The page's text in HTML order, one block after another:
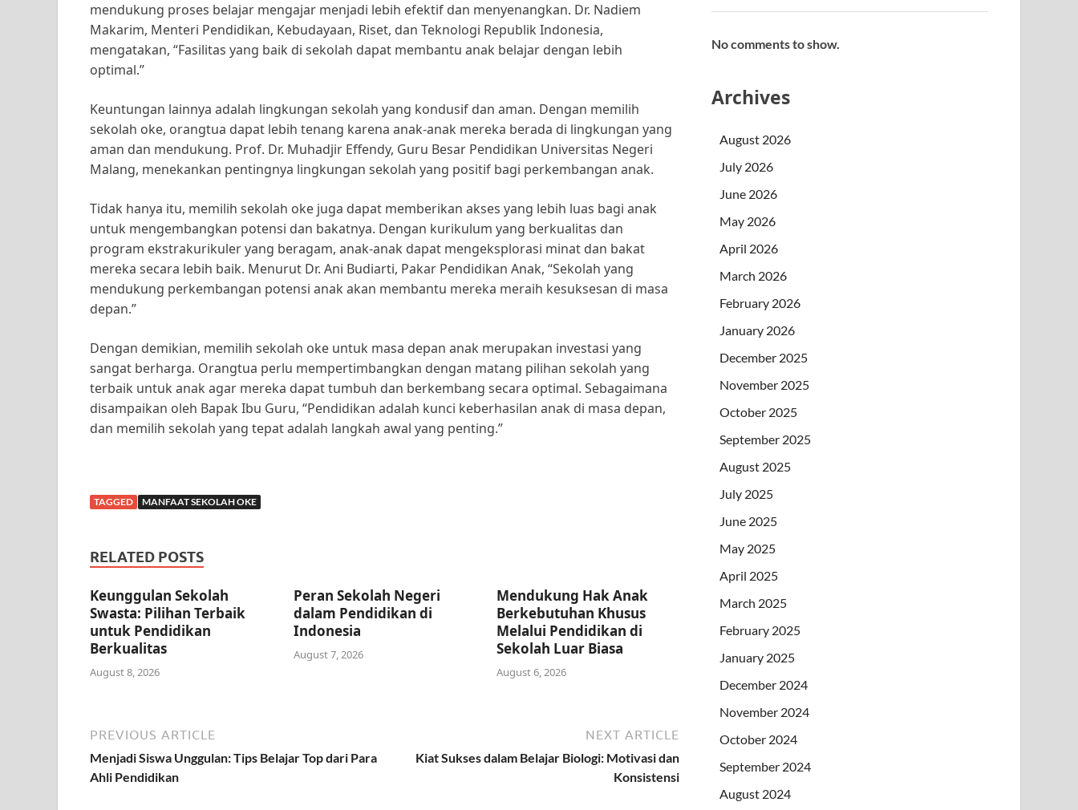
mendukung proses belajar mengajar menjadi lebih efektif dan menyenangkan. Dr. Nadiem
Makarim, Menteri Pendidikan, Kebudayaan, Riset, dan Teknologi Republik Indonesia,
mengatakan, “Fasilitas yang baik di sekolah dapat membantu anak belajar dengan lebih
optimal.”
Keuntungan lainnya adalah lingkungan sekolah yang kondusif dan aman. Dengan memilih
sekolah oke, orangtua dapat lebih tenang karena anak-anak mereka berada di lingkungan yang
aman dan mendukung. Prof. Dr. Muhadjir Effendy, Guru Besar Pendidikan Universitas Negeri
Malang, menekankan pentingnya lingkungan sekolah yang positif bagi perkembangan anak.
Tidak hanya itu, memilih sekolah oke juga dapat memberikan akses yang lebih luas bagi anak
untuk mengembangkan potensi dan bakatnya. Dengan kurikulum yang berkualitas dan
program ekstrakurikuler yang beragam, anak-anak dapat mengeksplorasi minat dan bakat
mereka secara lebih baik. Menurut Dr. Ani Budiarti, Pakar Pendidikan Anak, “Sekolah yang
mendukung perkembangan potensi anak akan membantu mereka meraih kesuksesan di masa
depan.”
Dengan demikian, memilih sekolah oke untuk masa depan anak merupakan investasi yang
sangat berharga. Orangtua perlu mempertimbangkan dengan matang pilihan sekolah yang
terbaik untuk anak agar mereka dapat tumbuh dan berkembang secara optimal. Sebagaimana
disampaikan oleh Bapak Ibu Guru, “Pendidikan adalah kunci keberhasilan anak di masa depan,
dan memilih sekolah yang tepat adalah langkah awal yang penting.”
TAGGED MANFAAT SEKOLAH OKE
RELATED POSTS
Keunggulan Sekolah
Swasta: Pilihan Terbaik
untuk Pendidikan
Berkualitas
August 8, 2026
Peran Sekolah Negeri
dalam Pendidikan di
Indonesia
August 7, 2026
Mendukung Hak Anak
Berkebutuhan Khusus
Melalui Pendidikan di
Sekolah Luar Biasa
August 6, 2026
PREVIOUS ARTICLE
Menjadi Siswa Unggulan: Tips Belajar Top dari Para
Ahli Pendidikan
NEXT ARTICLE
Kiat Sukses dalam Belajar Biologi: Motivasi dan
Konsistensi
No comments to show.
Archives
August 2026
July 2026
June 2026
May 2026
April 2026
March 2026
February 2026
January 2026
December 2025
November 2025
October 2025
September 2025
August 2025
July 2025
June 2025
May 2025
April 2025
March 2025
February 2025
January 2025
December 2024
November 2024
October 2024
September 2024
August 2024